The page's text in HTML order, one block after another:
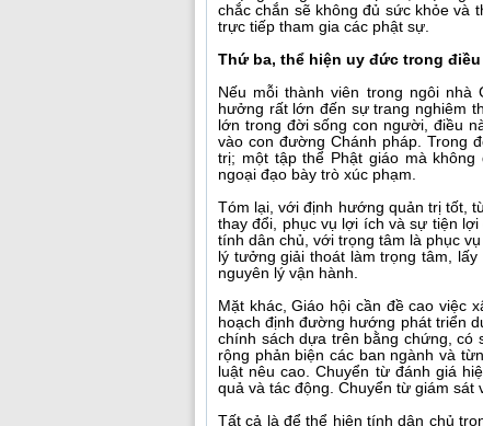
chắc chắn sẽ không đủ sức khỏe và
trực tiếp tham gia các phật sự.
Thứ ba, thể hiện uy đức trong
Nếu mỗi thành viên trong ngôi
hưởng rất lớn đến sự trang nghiêm
lớn trong đời sống con người, điều
vào con đường Chánh pháp. Trong
trị; một tập thể Phật giáo mà
ngoại đạo bày trò xúc phạm.
Tóm lại, với định hướng quản trị tốt,
thay đổi, phục vụ lợi ích và sự tiện
tính dân chủ, với trọng tâm là phục
lý tưởng giải thoát làm trọng tâm,
nguyên lý vận hành.
Mặt khác, Giáo hội cần đề cao việc
hoạch định đường hướng phát triển
chính sách dựa trên bằng chứng, có
rộng phản biện các ban ngành và
luật nêu cao. Chuyển từ đánh giá
quả và tác động. Chuyển từ giám
Tất cả là để thể hiện tính dân chủ